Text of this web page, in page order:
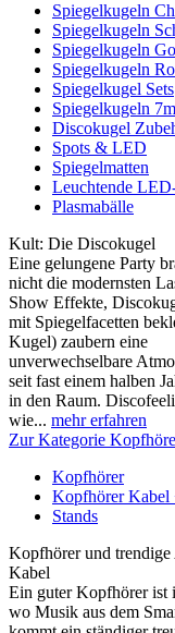
Spiegelkugeln
Spiegelkugeln
Spiegelkugeln
Spiegelkugeln
Spiegelkugel Sets
Spiegelkugeln
Discokugel
Spots & LED
Spiegelmatten
Leuchtende
Plasmabälle
Kult: Die Discokugel
Eine gelungene Party
nicht die modernsten
Show Effekte,
mit Spiegelfacetten
Kugel) zaubern eine
unverwechselbare
seit fast einem halben
in den Raum.
wie... mehr erfahren
Zur Kategorie
Kopfhörer
Kopfhörer Kabel
Stands
Kopfhörer und
Kabel
Ein guter Kopfhörer ist
wo Musik aus dem